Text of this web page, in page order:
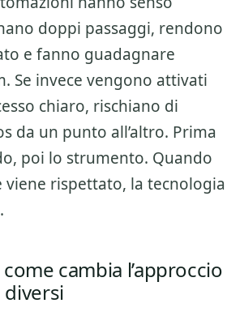
doppi passaggi, rendono
e fanno guadagnare
Se invece vengono attivati
chiaro, rischiano di
da un punto all’altro. Prima
poi lo strumento. Quando
viene rispettato, la tecnologia
cambia l’approccio